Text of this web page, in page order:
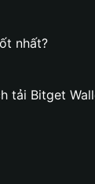
nhất?
tải Bitget